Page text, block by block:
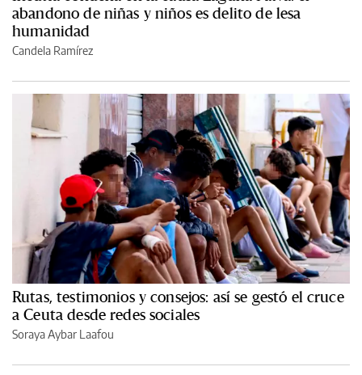
abandono de niñas y niños es delito de lesa
humanidad
Candela Ramírez
Rutas, testimonios y consejos: así se gestó el cruce
a Ceuta desde redes sociales
Soraya Aybar Laafou